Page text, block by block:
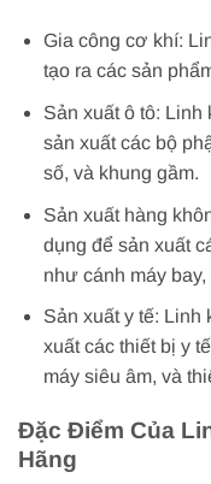
Gia công cơ khí:
tạo ra các sản
Sản xuất ô tô:
sản xuất các bộ
số, và khung gầm.
Sản xuất hàng
dụng để sản xuất
như cánh máy
Sản xuất y tế:
xuất các thiết bị y
máy siêu âm, và
Đặc Điểm Của
Hãng